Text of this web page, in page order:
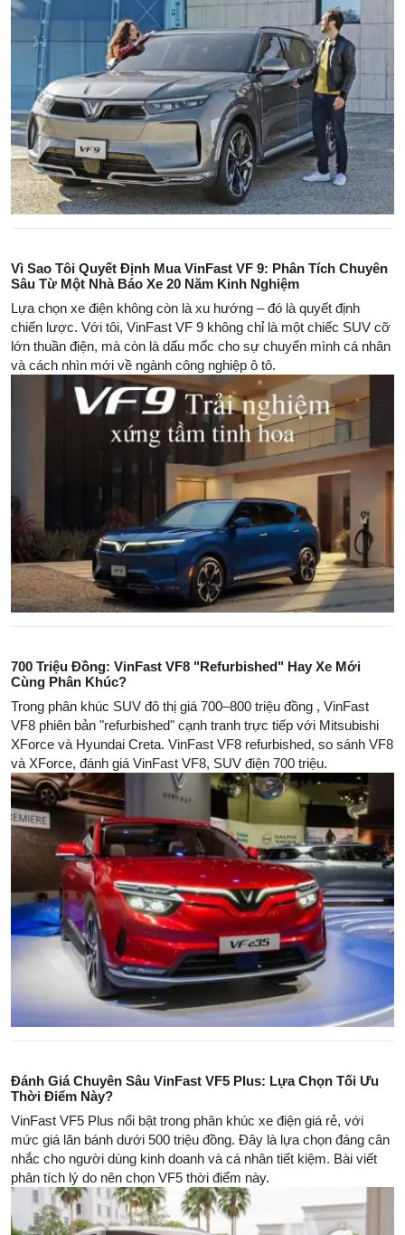
Vì Sao Tôi Quyết Định Mua VinFast VF 9: Phân Tích Chuyên
Sâu Từ Một Nhà Báo Xe 20 Năm Kinh Nghiệm
Lựa chọn xe điện không còn là xu hướng – đó là quyết định
chiến lược. Với tôi, VinFast VF 9 không chỉ là một chiếc SUV cỡ
lớn thuần điện, mà còn là dấu mốc cho sự chuyển mình cá nhân
và cách nhìn mới về ngành công nghiệp ô tô.
700 Triệu Đồng: VinFast VF8 "Refurbished" Hay Xe Mới
Cùng Phân Khúc?
Trong phân khúc SUV đô thị giá 700–800 triệu đồng , VinFast
VF8 phiên bản "refurbished" cạnh tranh trực tiếp với Mitsubishi
XForce và Hyundai Creta. VinFast VF8 refurbished, so sánh VF8
và XForce, đánh giá VinFast VF8, SUV điện 700 triệu.
Đánh Giá Chuyên Sâu VinFast VF5 Plus: Lựa Chọn Tối Ưu
Thời Điểm Này?
VinFast VF5 Plus nổi bật trong phân khúc xe điện giá rẻ, với
mức giá lăn bánh dưới 500 triệu đồng. Đây là lựa chọn đáng cân
nhắc cho người dùng kinh doanh và cá nhân tiết kiệm. Bài viết
phân tích lý do nên chọn VF5 thời điểm này.